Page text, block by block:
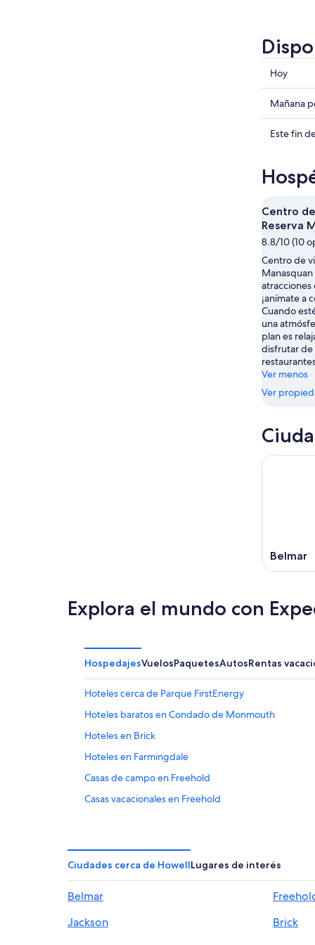
Consultar
precios
en
Howell
para
ago
8
ago
Hoy
precios
en
mañana
la
noche,
8
-
9
ago
Mañana
Howell
este
fin
de
7
ago
-
9
ago
Este fin
Centro
Reserva
8.8/10 (10
Centro de
Manasquan
¡anímate a
Cuando
una
plan es
disfrutar de
Ver menos
Ver
Belmar
Explora el mundo con
HospedajesVuelosPaquetesAutosRentas
Hoteles cerca de Parque FirstEnergy
Hoteles baratos en Condado de Monmouth
Hoteles en Brick
Hoteles en Farmingdale
Casas de campo en Freehold
Casas vacacionales en Freehold
Hoteles boutique en Freehold
Hoteles con restaurante en Freehold
Moteles en Freehold
Hoteles cerca de Wall Township Speedway
Ciudades cerca de HowellLugares de interés
Belmar
Jackson
Brick